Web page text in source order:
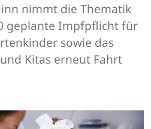
nimmt die Thematik
geplante Impfpflicht für
sowie das
Kitas erneut Fahrt